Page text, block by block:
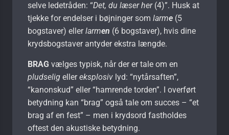
selve ledetråden: “Det, du læser her(4)”. Husk at
tjekke for endelser i bøjninger som larme (5
bogstaver) ellerlarmen (6 bogstaver), hvis dine
krydsbogstaver antyder ekstra længde.
BRAG vælges typisk, når der er tale om en
pludselig ellereksplosiv lyd: “nytårsaften”,
“kanonskud” eller “hamrende torden”. I overført
betydning kan “brag” også tale om succes – “et
brag af en fest” – men i krydsord fastholdes
oftest den akustiske betydning.